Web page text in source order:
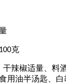
100克
干辣椒适量、料
用油半汤匙、白